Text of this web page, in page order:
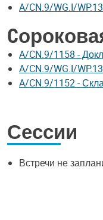
A/CN.9/WG.I/
A/CN.9/1158 -
A/CN.9/WG.I/
A/CN.9/1152 -
Сессии
Встречи не